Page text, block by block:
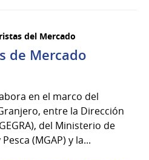
del Mercado
de Mercado
en el marco del
entre la Dirección
del Ministerio de
(MGAP) y la...